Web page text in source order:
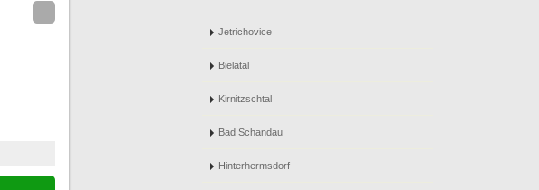
Jetrichovice
Bielatal
Kirnitzschtal
Bad Schandau
Hinterhermsdorf